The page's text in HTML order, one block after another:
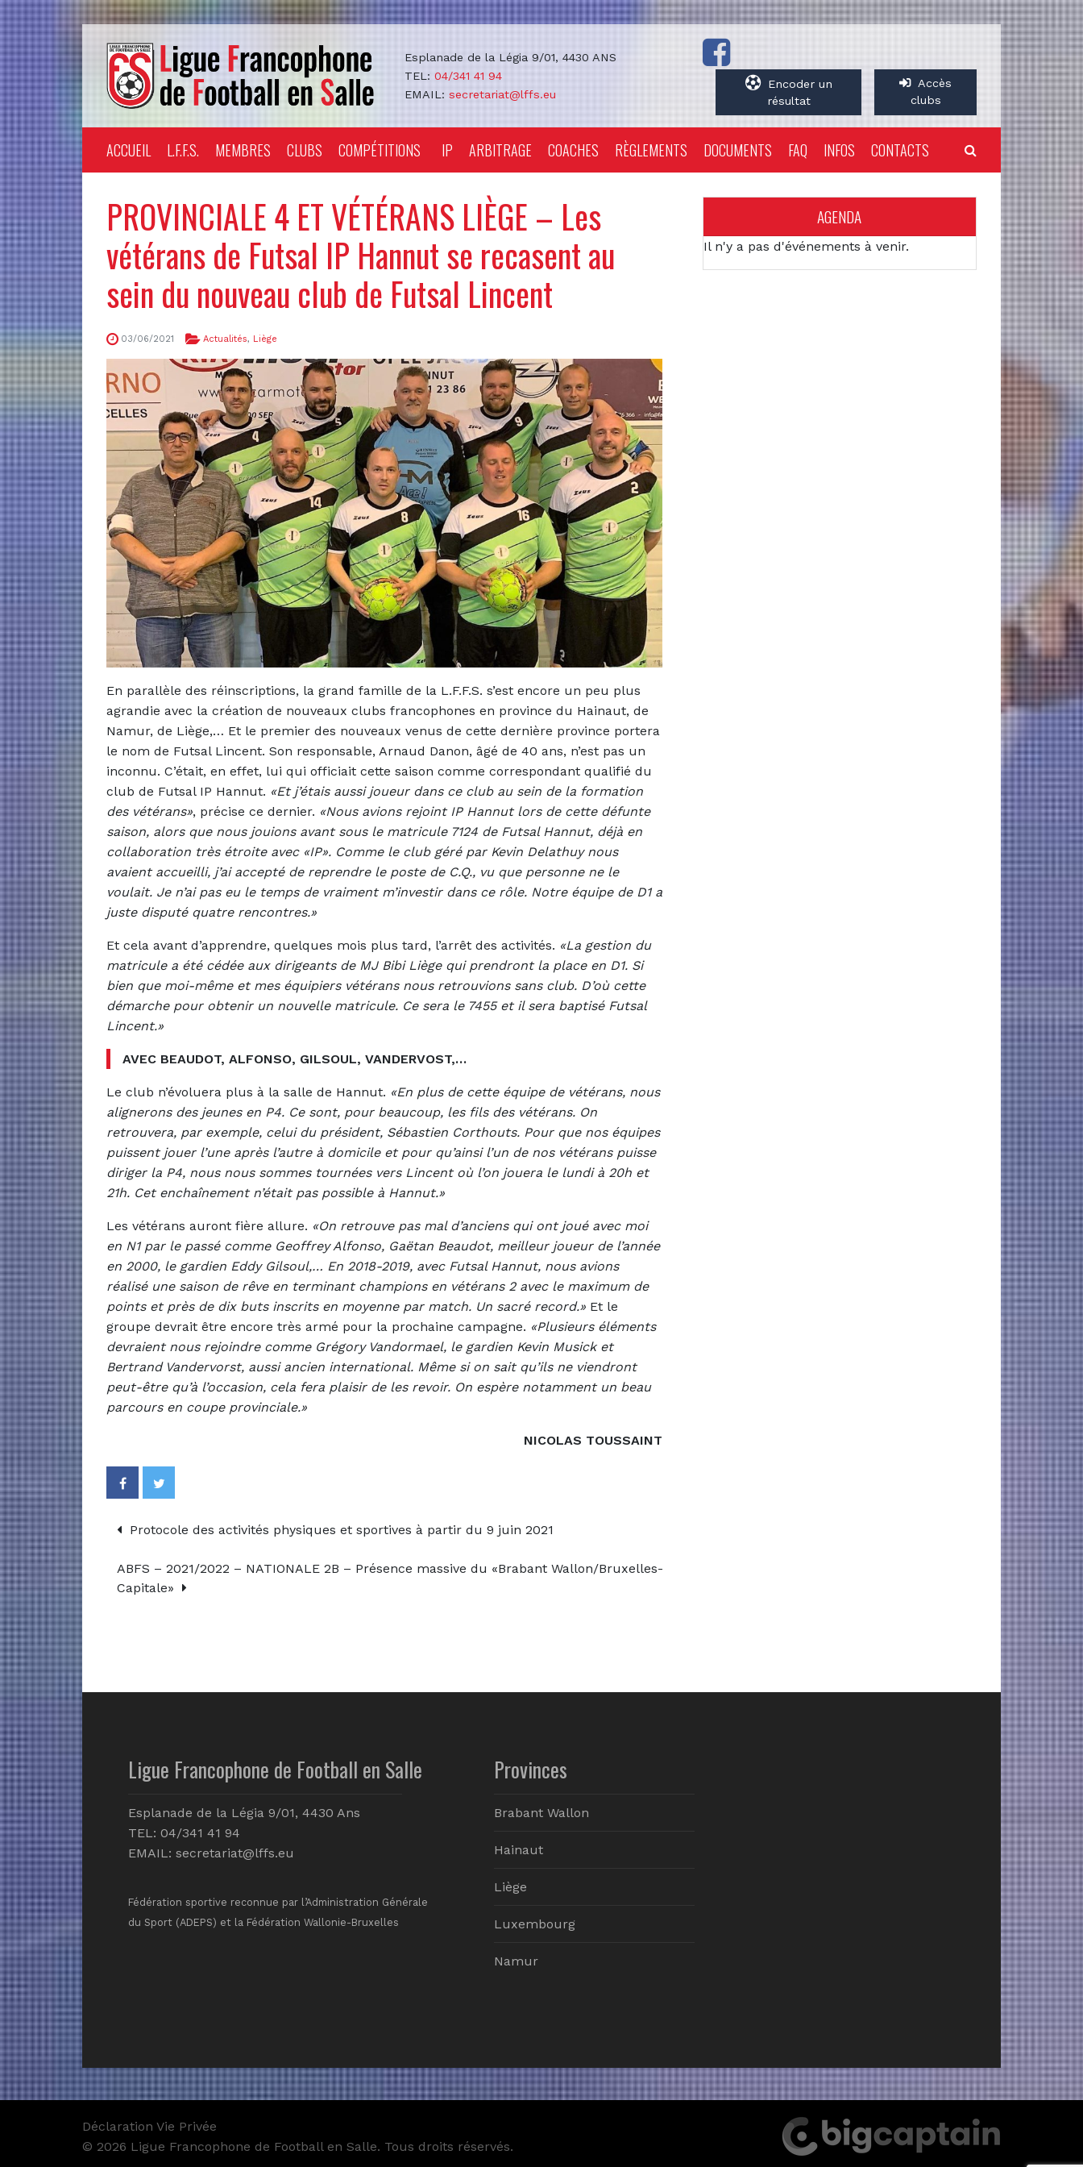
Esplanade de la Légia 9/01, 4430 ANS
TEL: 04/341 41 94
EMAIL: secretariat@lffs.eu
Encoder un
résultat
Accès
clubs
ACCUEIL L.F.F.S. MEMBRES CLUBS COMPÉTITIONS IP ARBITRAGE COACHES RÈGLEMENTS DOCUMENTS FAQ INFOS CONTACTS
PROVINCIALE 4 ET VÉTÉRANS LIÈGE – Les
vétérans de Futsal IP Hannut se recasent au
sein du nouveau club de Futsal Lincent
03/06/2021 Actualités, Liège
En parallèle des réinscriptions, la grand famille de la L.F.F.S. s’est encore un peu plus
agrandie avec la création de nouveaux clubs francophones en province du Hainaut, de
Namur, de Liège,… Et le premier des nouveaux venus de cette dernière province portera
le nom de Futsal Lincent. Son responsable, Arnaud Danon, âgé de 40 ans, n’est pas un
inconnu. C’était, en effet, lui qui officiait cette saison comme correspondant qualifié du
club de Futsal IP Hannut. «Et j’étais aussi joueur dans ce club au sein de la formation
des vétérans», précise ce dernier. «Nous avions rejoint IP Hannut lors de cette défunte
saison, alors que nous jouions avant sous le matricule 7124 de Futsal Hannut, déjà en
collaboration très étroite avec «IP». Comme le club géré par Kevin Delathuy nous
avaient accueilli, j’ai accepté de reprendre le poste de C.Q., vu que personne ne le
voulait. Je n’ai pas eu le temps de vraiment m’investir dans ce rôle. Notre équipe de D1 a
juste disputé quatre rencontres.»
Et cela avant d’apprendre, quelques mois plus tard, l’arrêt des activités. «La gestion du
matricule a été cédée aux dirigeants de MJ Bibi Liège qui prendront la place en D1. Si
bien que moi-même et mes équipiers vétérans nous retrouvions sans club. D’où cette
démarche pour obtenir un nouvelle matricule. Ce sera le 7455 et il sera baptisé Futsal
Lincent.»
AVEC BEAUDOT, ALFONSO, GILSOUL, VANDERVOST,…
Le club n’évoluera plus à la salle de Hannut. «En plus de cette équipe de vétérans, nous
alignerons des jeunes en P4. Ce sont, pour beaucoup, les fils des vétérans. On
retrouvera, par exemple, celui du président, Sébastien Corthouts. Pour que nos équipes
puissent jouer l’une après l’autre à domicile et pour qu’ainsi l’un de nos vétérans puisse
diriger la P4, nous nous sommes tournées vers Lincent où l’on jouera le lundi à 20h et
21h. Cet enchaînement n’était pas possible à Hannut.»
Les vétérans auront fière allure. «On retrouve pas mal d’anciens qui ont joué avec moi
en N1 par le passé comme Geoffrey Alfonso, Gaëtan Beaudot, meilleur joueur de l’année
en 2000, le gardien Eddy Gilsoul,… En 2018-2019, avec Futsal Hannut, nous avions
réalisé une saison de rêve en terminant champions en vétérans 2 avec le maximum de
points et près de dix buts inscrits en moyenne par match. Un sacré record.» Et le
groupe devrait être encore très armé pour la prochaine campagne. «Plusieurs éléments
devraient nous rejoindre comme Grégory Vandormael, le gardien Kevin Musick et
Bertrand Vandervorst, aussi ancien international. Même si on sait qu’ils ne viendront
peut-être qu’à l’occasion, cela fera plaisir de les revoir. On espère notamment un beau
parcours en coupe provinciale.»
NICOLAS TOUSSAINT
Protocole des activités physiques et sportives à partir du 9 juin 2021
ABFS – 2021/2022 – NATIONALE 2B – Présence massive du «Brabant Wallon/Bruxelles-
Capitale»
AGENDA
Il n'y a pas d'événements à venir.
Ligue Francophone de Football en Salle
Esplanade de la Légia 9/01, 4430 Ans
TEL: 04/341 41 94
EMAIL: secretariat@lffs.eu
Fédération sportive reconnue par l’Administration Générale
du Sport (ADEPS) et la Fédération Wallonie-Bruxelles
Provinces
Brabant Wallon
Hainaut
Liège
Luxembourg
Namur
Déclaration Vie Privée
© 2026 Ligue Francophone de Football en Salle. Tous droits réservés.